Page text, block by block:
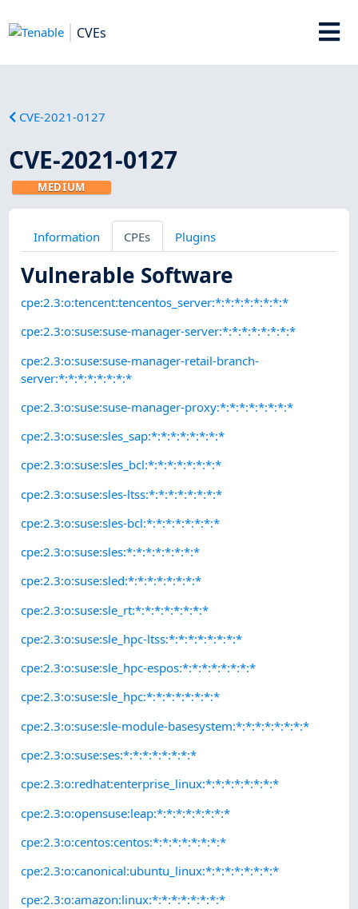
CVEs
CVE-2021-0127
CVE-2021-0127
MEDIUM
Information CPEs Plugins
Vulnerable Software
cpe:2.3:o:tencent:tencentos_server:*:*:*:*:*:*:*:*
cpe:2.3:o:suse:suse-manager-server:*:*:*:*:*:*:*:*
cpe:2.3:o:suse:suse-manager-retail-branch-
server:*:*:*:*:*:*:*:*
cpe:2.3:o:suse:suse-manager-proxy:*:*:*:*:*:*:*:*
cpe:2.3:o:suse:sles_sap:*:*:*:*:*:*:*:*
cpe:2.3:o:suse:sles_bcl:*:*:*:*:*:*:*:*
cpe:2.3:o:suse:sles-ltss:*:*:*:*:*:*:*:*
cpe:2.3:o:suse:sles-bcl:*:*:*:*:*:*:*:*
cpe:2.3:o:suse:sles:*:*:*:*:*:*:*:*
cpe:2.3:o:suse:sled:*:*:*:*:*:*:*:*
cpe:2.3:o:suse:sle_rt:*:*:*:*:*:*:*:*
cpe:2.3:o:suse:sle_hpc-ltss:*:*:*:*:*:*:*:*
cpe:2.3:o:suse:sle_hpc-espos:*:*:*:*:*:*:*:*
cpe:2.3:o:suse:sle_hpc:*:*:*:*:*:*:*:*
cpe:2.3:o:suse:sle-module-basesystem:*:*:*:*:*:*:*:*
cpe:2.3:o:suse:ses:*:*:*:*:*:*:*:*
cpe:2.3:o:redhat:enterprise_linux:*:*:*:*:*:*:*:*
cpe:2.3:o:opensuse:leap:*:*:*:*:*:*:*:*
cpe:2.3:o:centos:centos:*:*:*:*:*:*:*:*
cpe:2.3:o:canonical:ubuntu_linux:*:*:*:*:*:*:*:*
cpe:2.3:o:amazon:linux:*:*:*:*:*:*:*:*